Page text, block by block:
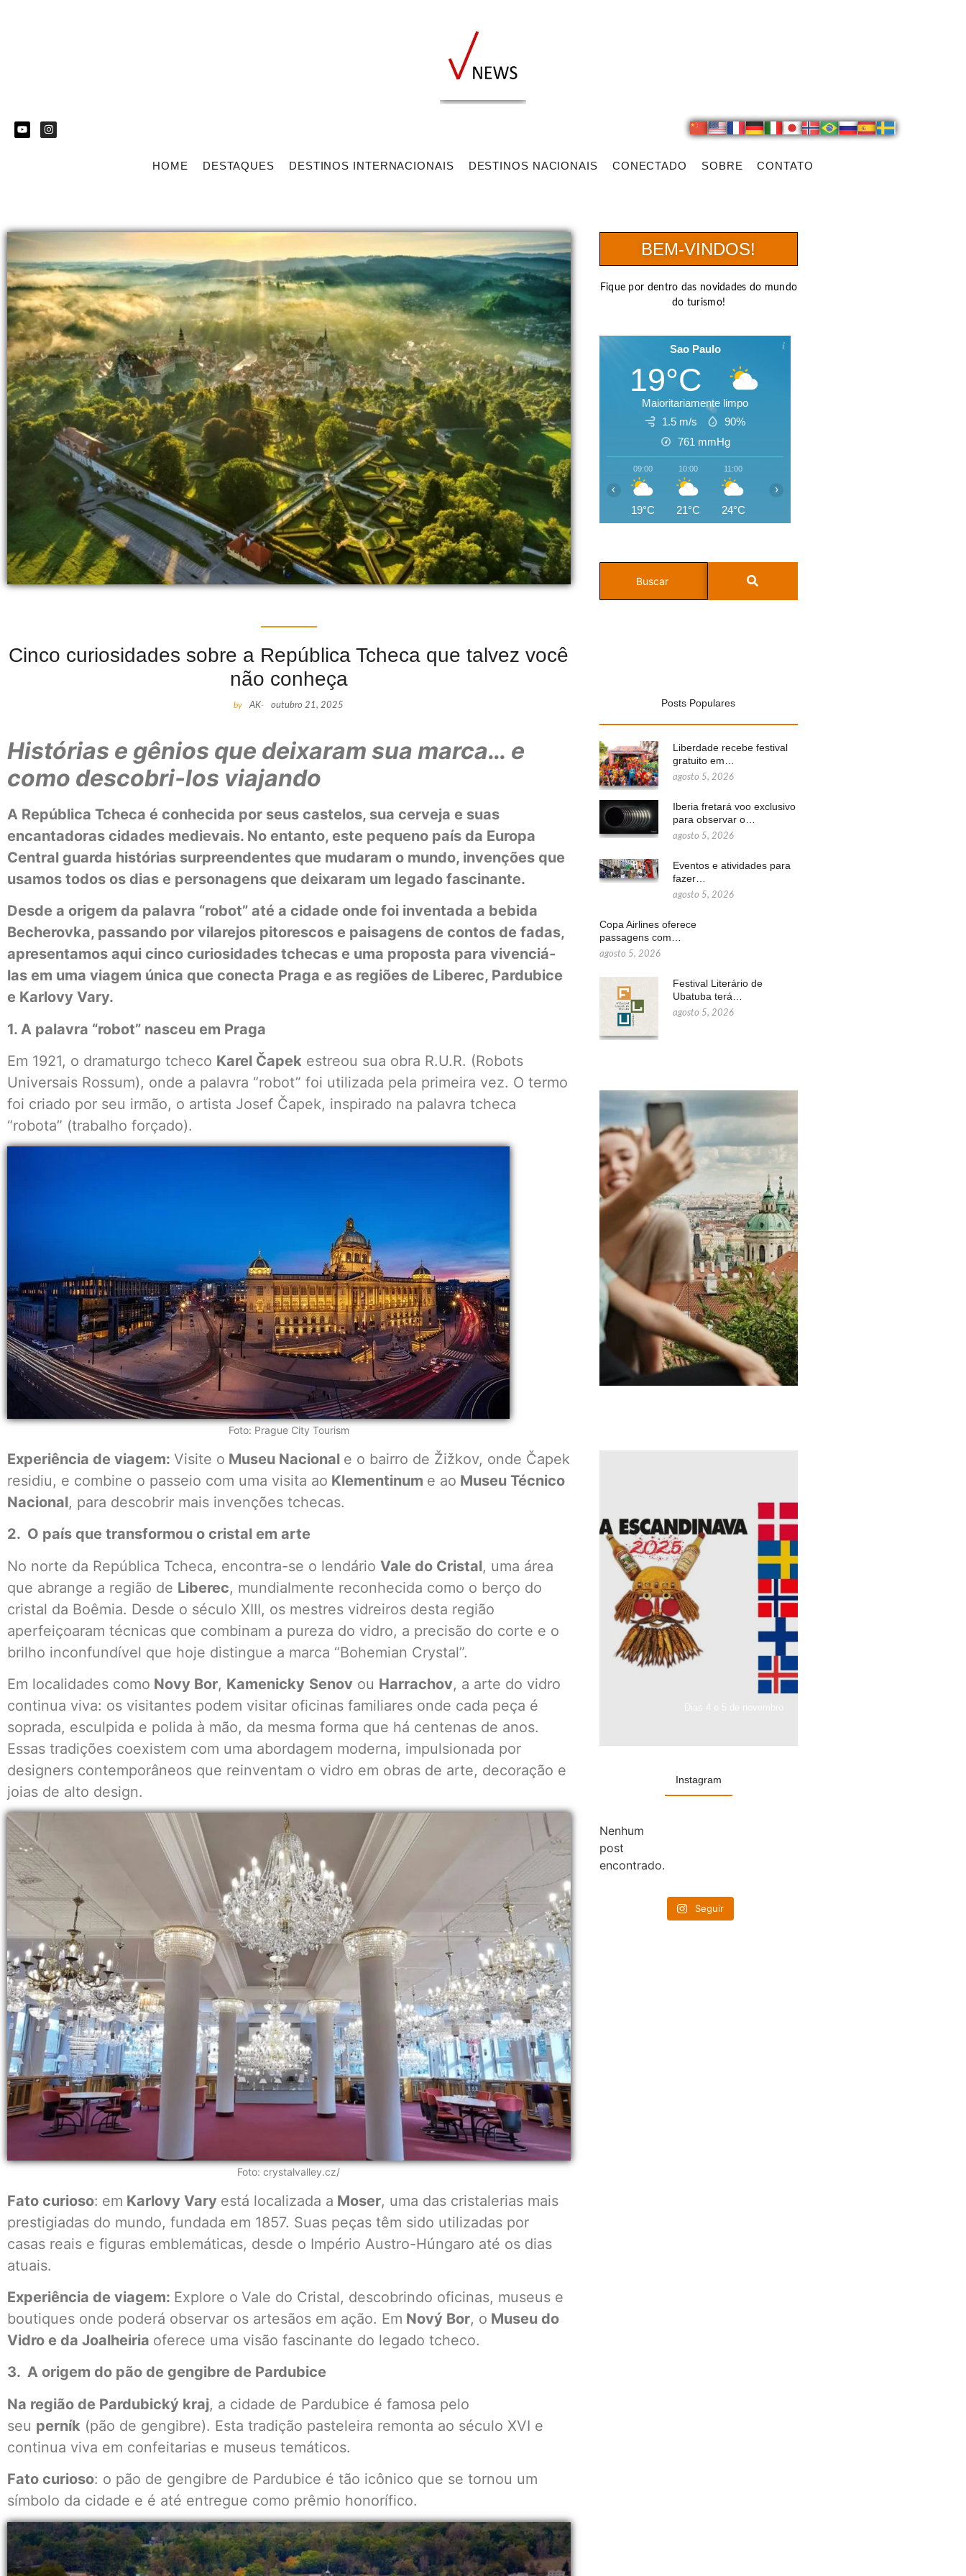
HOME DESTAQUES DESTINOS INTERNACIONAIS DESTINOS NACIONAIS CONECTADO SOBRE CONTATO
Cinco curiosidades sobre a República Tcheca que talvez você
não conheça
by AK- outubro 21, 2025
Histórias e gênios que deixaram sua marca… e
como descobri-los viajando
A República Tcheca é conhecida por seus castelos, sua cerveja e suas
encantadoras cidades medievais. No entanto, este pequeno país da Europa
Central guarda histórias surpreendentes que mudaram o mundo, invenções que
usamos todos os dias e personagens que deixaram um legado fascinante.
Desde a origem da palavra “robot” até a cidade onde foi inventada a bebida
Becherovka, passando por vilarejos pitorescos e paisagens de contos de fadas,
apresentamos aqui cinco curiosidades tchecas e uma proposta para vivenciá-
las em uma viagem única que conecta Praga e as regiões de Liberec, Pardubice
e Karlovy Vary.
1. A palavra “robot” nasceu em Praga
Em 1921, o dramaturgo tcheco Karel Čapek estreou sua obra R.U.R. (Robots
Universais Rossum), onde a palavra “robot” foi utilizada pela primeira vez. O termo
foi criado por seu irmão, o artista Josef Čapek, inspirado na palavra tcheca
“robota” (trabalho forçado).
Foto: Prague City Tourism
Experiência de viagem: Visite o Museu Nacional e o bairro de Žižkov, onde Čapek
residiu, e combine o passeio com uma visita ao Klementinum e ao Museu Técnico
Nacional, para descobrir mais invenções tchecas.
2. O país que transformou o cristal em arte
No norte da República Tcheca, encontra-se o lendário Vale do Cristal, uma área
que abrange a região de Liberec, mundialmente reconhecida como o berço do
cristal da Boêmia. Desde o século XIII, os mestres vidreiros desta região
aperfeiçoaram técnicas que combinam a pureza do vidro, a precisão do corte e o
brilho inconfundível que hoje distingue a marca “Bohemian Crystal”.
Em localidades como Novy Bor, Kamenicky Senov ou Harrachov, a arte do vidro
continua viva: os visitantes podem visitar oficinas familiares onde cada peça é
soprada, esculpida e polida à mão, da mesma forma que há centenas de anos.
Essas tradições coexistem com uma abordagem moderna, impulsionada por
designers contemporâneos que reinventam o vidro em obras de arte, decoração e
joias de alto design.
Foto: crystalvalley.cz/
Fato curioso: em Karlovy Vary está localizada a Moser, uma das cristalerias mais
prestigiadas do mundo, fundada em 1857. Suas peças têm sido utilizadas por
casas reais e figuras emblemáticas, desde o Império Austro-Húngaro até os dias
atuais.
Experiência de viagem: Explore o Vale do Cristal, descobrindo oficinas, museus e
boutiques onde poderá observar os artesãos em ação. Em Nový Bor, o Museu do
Vidro e da Joalheiria oferece uma visão fascinante do legado tcheco.
3. A origem do pão de gengibre de Pardubice
Na região de Pardubický kraj, a cidade de Pardubice é famosa pelo
seu perník (pão de gengibre). Esta tradição pasteleira remonta ao século XVI e
continua viva em confeitarias e museus temáticos.
Fato curioso: o pão de gengibre de Pardubice é tão icônico que se tornou um
símbolo da cidade e é até entregue como prêmio honorífico.
BEM-VINDOS!
Fique por dentro das novidades do mundo
do turismo!
Sao Paulo
19°C
Maioritariamente limpo
1.5 m/s
90%
761 mmHg
09:00
19°C
10:00
21°C
11:00
24°C
‹ ›
Posts Populares
Liberdade recebe festival
gratuito em…
agosto 5, 2026
Iberia fretará voo exclusivo
para observar o…
agosto 5, 2026
Eventos e atividades para
fazer…
agosto 5, 2026
Copa Airlines oferece
passagens com…
agosto 5, 2026
Festival Literário de
Ubatuba terá…
agosto 5, 2026
Instagram
Nenhum
post
encontrado.
Seguir